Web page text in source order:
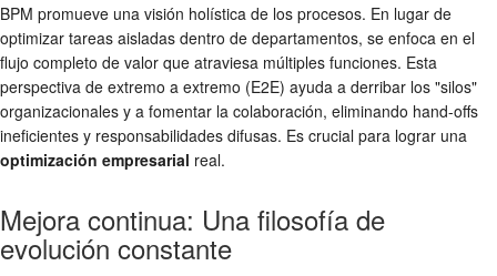
BPM promueve una visión holística de los procesos. En lugar de
optimizar tareas aisladas dentro de departamentos, se enfoca en el
flujo completo de valor que atraviesa múltiples funciones. Esta
perspectiva de extremo a extremo (E2E) ayuda a derribar los "silos"
organizacionales y a fomentar la colaboración, eliminando hand-offs
ineficientes y responsabilidades difusas. Es crucial para lograr una
optimización empresarial real.
Mejora continua: Una filosofía de
evolución constante